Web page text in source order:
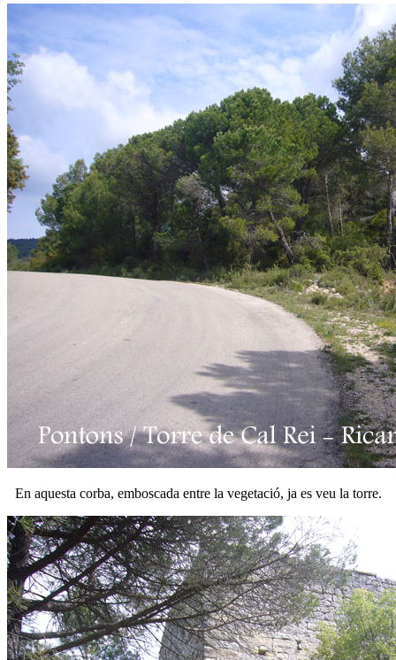
En aquesta corba, emboscada entre la vegetació, ja es veu la torre.